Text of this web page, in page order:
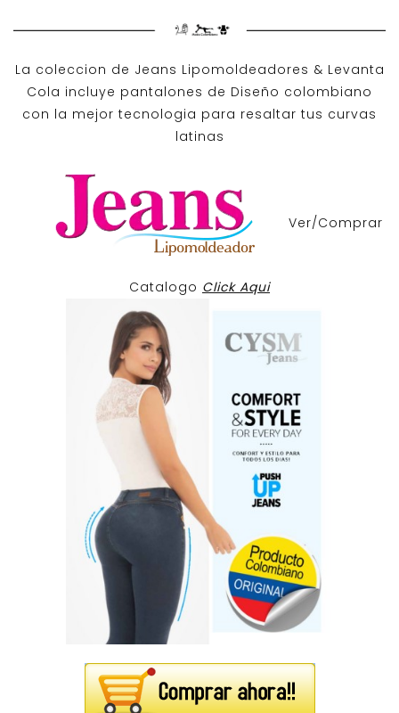
La coleccion de Jeans Lipomoldeadores & Levanta
Cola incluye pantalones de Diseño colombiano
con la mejor tecnologia para resaltar tus curvas
latinas
Ver/Comprar
Catalogo Click Aqui